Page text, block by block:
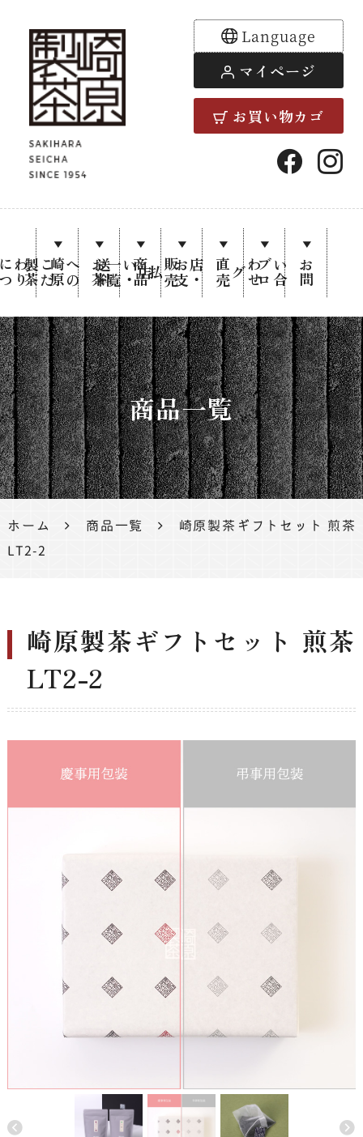
崎原製茶
公式通販
サイト |
茶師謹製
の日本
茶、鹿児
島茶
崎
原
製
茶
に
つ
い お
茶
へ
の
こ
だ
わ
り 商
品
一
覧 お
支
払 い
・
送
料 直
売
店
・
販
売
店 ブ
ロ
グ お
問
い
合
わ
せ
Language
マイページ
お買い物カゴ
商品一覧
ホーム 商品一覧
崎原製茶ギフトセット 煎茶
LT2-2
崎原製茶ギフトセット 煎茶
LT2-2